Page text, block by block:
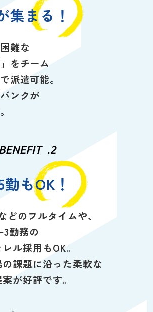
集まる！
難な
をチーム
派遣可能。
ンクが
勤もOK！
どのフルタイムや、
勤務の
ル採用もOK。
の課題に沿った柔軟な
案が好評です。